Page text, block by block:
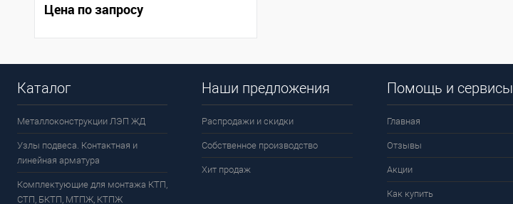
Цена по запросу
Каталог
Металлоконструкции ЛЭП ЖД
Узлы подвеса. Контактная и
линейная арматура
Комплектующие для монтажа КТП,
СТП, БКТП, МТПЖ, КТПЖ
Наши предложения
Распродажи и скидки
Собственное производство
Хит продаж
Помощь и сервисы
Главная
Отзывы
Акции
Как купить